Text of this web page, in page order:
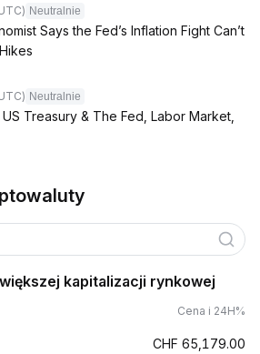
Neutralnie
Says the Fed’s Inflation Fight Can’t
Neutralnie
Treasury & The Fed, Labor Market,
kapitalizacji rynkowej
Cena i 24H%
CHF 65,179.00